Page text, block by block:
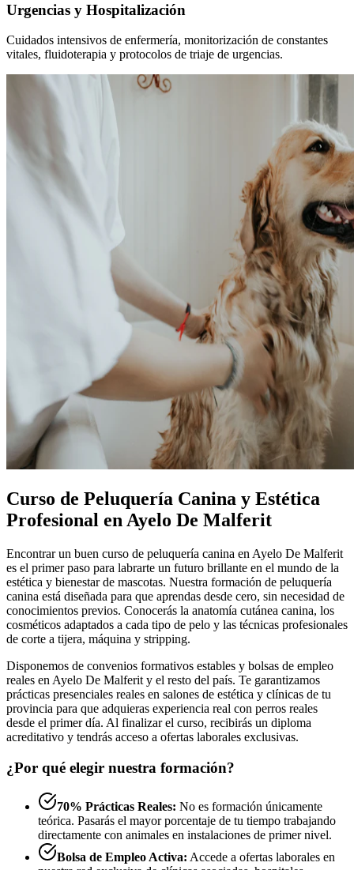
Urgencias y Hospitalización
Cuidados intensivos de enfermería, monitorización de constantes
vitales, fluidoterapia y protocolos de triaje de urgencias.
Curso de Peluquería Canina y Estética
Profesional en Ayelo De Malferit
Encontrar un buen curso de peluquería canina en Ayelo De Malferit
es el primer paso para labrarte un futuro brillante en el mundo de la
estética y bienestar de mascotas. Nuestra formación de peluquería
canina está diseñada para que aprendas desde cero, sin necesidad de
conocimientos previos. Conocerás la anatomía cutánea canina, los
cosméticos adaptados a cada tipo de pelo y las técnicas profesionales
de corte a tijera, máquina y stripping.
Disponemos de convenios formativos estables y bolsas de empleo
reales en Ayelo De Malferit y el resto del país. Te garantizamos
prácticas presenciales reales en salones de estética y clínicas de tu
provincia para que adquieras experiencia real con perros reales
desde el primer día. Al finalizar el curso, recibirás un diploma
acreditativo y tendrás acceso a ofertas laborales exclusivas.
¿Por qué elegir nuestra formación?
70% Prácticas Reales: No es formación únicamente
teórica. Pasarás el mayor porcentaje de tu tiempo trabajando
directamente con animales en instalaciones de primer nivel.
Bolsa de Empleo Activa: Accede a ofertas laborales en